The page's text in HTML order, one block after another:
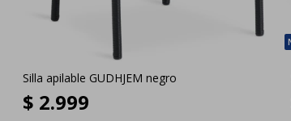
Silla apilable GUDHJEM negro
$ 2.999